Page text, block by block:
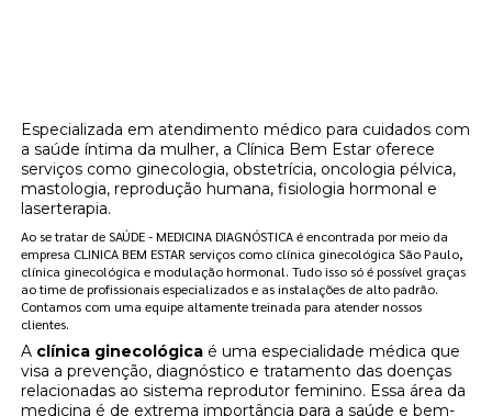
Especializada em atendimento médico para cuidados com
a saúde íntima da mulher, a Clínica Bem Estar oferece
serviços como ginecologia, obstetrícia, oncologia pélvica,
mastologia, reprodução humana, fisiologia hormonal e
laserterapia.
Ao se tratar de SAÚDE - MEDICINA DIAGNÓSTICA é encontrada por meio da
empresa CLINICA BEM ESTAR serviços como clínica ginecológica São Paulo,
clínica ginecológica e modulação hormonal. Tudo isso só é possível graças
ao time de profissionais especializados e as instalações de alto padrão.
Contamos com uma equipe altamente treinada para atender nossos
clientes.
A clínica ginecológica é uma especialidade médica que
visa a prevenção, diagnóstico e tratamento das doenças
relacionadas ao sistema reprodutor feminino. Essa área da
medicina é de extrema importância para a saúde e bem-